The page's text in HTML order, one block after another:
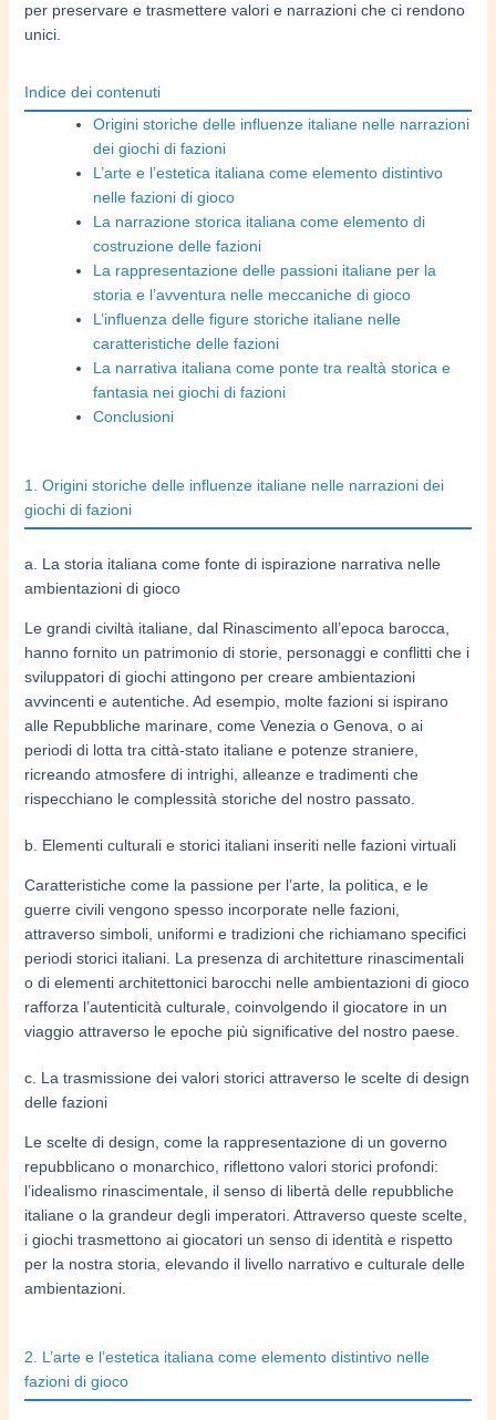
per preservare e trasmettere valori e narrazioni che ci rendono
unici.
Indice dei contenuti
Origini storiche delle influenze italiane nelle narrazioni
dei giochi di fazioni
L’arte e l’estetica italiana come elemento distintivo
nelle fazioni di gioco
La narrazione storica italiana come elemento di
costruzione delle fazioni
La rappresentazione delle passioni italiane per la
storia e l’avventura nelle meccaniche di gioco
L’influenza delle figure storiche italiane nelle
caratteristiche delle fazioni
La narrativa italiana come ponte tra realtà storica e
fantasia nei giochi di fazioni
Conclusioni
1. Origini storiche delle influenze italiane nelle narrazioni dei
giochi di fazioni
a. La storia italiana come fonte di ispirazione narrativa nelle
ambientazioni di gioco
Le grandi civiltà italiane, dal Rinascimento all’epoca barocca,
hanno fornito un patrimonio di storie, personaggi e conflitti che i
sviluppatori di giochi attingono per creare ambientazioni
avvincenti e autentiche. Ad esempio, molte fazioni si ispirano
alle Repubbliche marinare, come Venezia o Genova, o ai
periodi di lotta tra città-stato italiane e potenze straniere,
ricreando atmosfere di intrighi, alleanze e tradimenti che
rispecchiano le complessità storiche del nostro passato.
b. Elementi culturali e storici italiani inseriti nelle fazioni virtuali
Caratteristiche come la passione per l’arte, la politica, e le
guerre civili vengono spesso incorporate nelle fazioni,
attraverso simboli, uniformi e tradizioni che richiamano specifici
periodi storici italiani. La presenza di architetture rinascimentali
o di elementi architettonici barocchi nelle ambientazioni di gioco
rafforza l’autenticità culturale, coinvolgendo il giocatore in un
viaggio attraverso le epoche più significative del nostro paese.
c. La trasmissione dei valori storici attraverso le scelte di design
delle fazioni
Le scelte di design, come la rappresentazione di un governo
repubblicano o monarchico, riflettono valori storici profondi:
l’idealismo rinascimentale, il senso di libertà delle repubbliche
italiane o la grandeur degli imperatori. Attraverso queste scelte,
i giochi trasmettono ai giocatori un senso di identità e rispetto
per la nostra storia, elevando il livello narrativo e culturale delle
ambientazioni.
2. L’arte e l’estetica italiana come elemento distintivo nelle
fazioni di gioco